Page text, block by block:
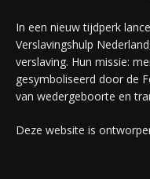
In een nieuw tijdperk
Verslavingshulp
verslaving. Hun missie:
gesymboliseerd door de
van wedergeboorte en
Deze website is